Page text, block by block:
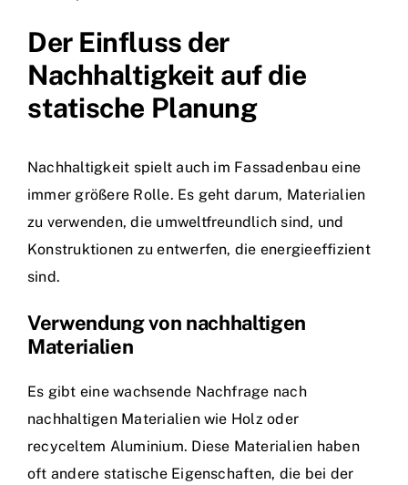
Der Einfluss der
Nachhaltigkeit auf die
statische Planung
Nachhaltigkeit spielt auch im Fassadenbau eine
immer größere Rolle. Es geht darum, Materialien
zu verwenden, die umweltfreundlich sind, und
Konstruktionen zu entwerfen, die energieeffizient
sind.
Verwendung von nachhaltigen
Materialien
Es gibt eine wachsende Nachfrage nach
nachhaltigen Materialien wie Holz oder
recyceltem Aluminium. Diese Materialien haben
oft andere statische Eigenschaften, die bei der